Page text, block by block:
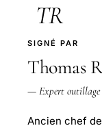
TR
SIGNÉ PAR
Thomas
— Expert outillage
Ancien chef